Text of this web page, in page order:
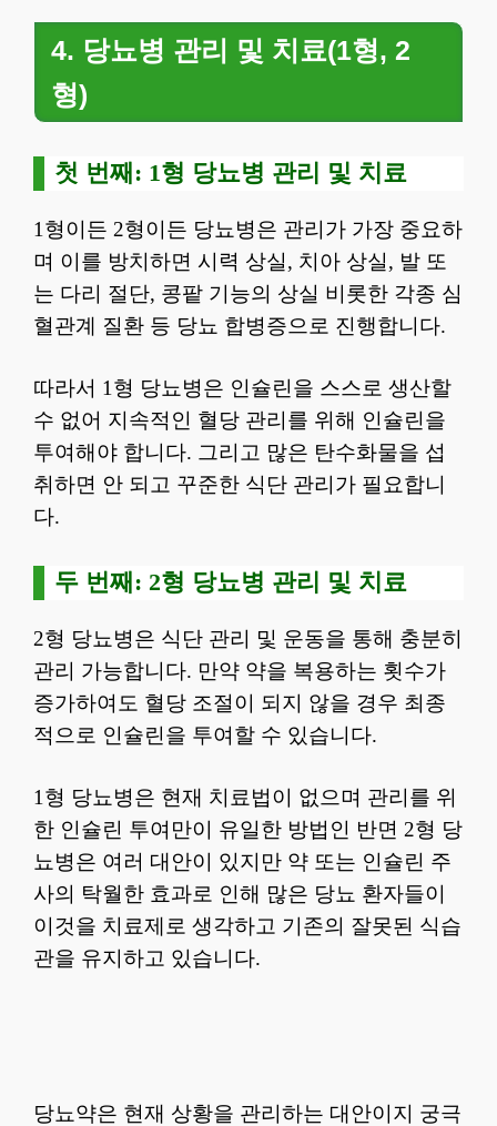
4. 당뇨병 관리 및 치료(1형, 2
형)
첫 번째: 1형 당뇨병 관리 및 치료
1형이든 2형이든 당뇨병은 관리가 가장 중요하
며 이를 방치하면 시력 상실, 치아 상실, 발 또
는 다리 절단, 콩팥 기능의 상실 비롯한 각종 심
혈관계 질환 등 당뇨 합병증으로 진행합니다.
따라서 1형 당뇨병은 인슐린을 스스로 생산할
수 없어 지속적인 혈당 관리를 위해 인슐린을
투여해야 합니다. 그리고 많은 탄수화물을 섭
취하면 안 되고 꾸준한 식단 관리가 필요합니
다.
두 번째: 2형 당뇨병 관리 및 치료
2형 당뇨병은 식단 관리 및 운동을 통해 충분히
관리 가능합니다. 만약 약을 복용하는 횟수가
증가하여도 혈당 조절이 되지 않을 경우 최종
적으로 인슐린을 투여할 수 있습니다.
1형 당뇨병은 현재 치료법이 없으며 관리를 위
한 인슐린 투여만이 유일한 방법인 반면 2형 당
뇨병은 여러 대안이 있지만 약 또는 인슐린 주
사의 탁월한 효과로 인해 많은 당뇨 환자들이
이것을 치료제로 생각하고 기존의 잘못된 식습
관을 유지하고 있습니다.
당뇨약은 현재 상황을 관리하는 대안이지 궁극